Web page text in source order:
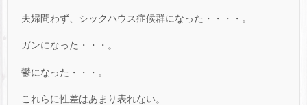
夫婦問わず、シックハウス症候群になった・・・・。
ガンになった・・・。
鬱になった・・・。
これらに性差はあまり表れない。